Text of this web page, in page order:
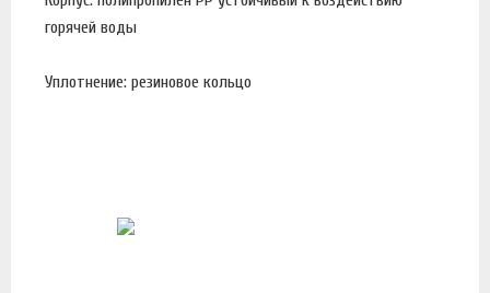
горячей воды
Уплотнение: резиновое кольцо